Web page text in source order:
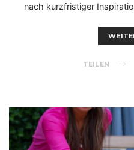
nach kurzfristiger
TEILEN